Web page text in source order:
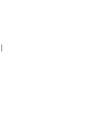
|